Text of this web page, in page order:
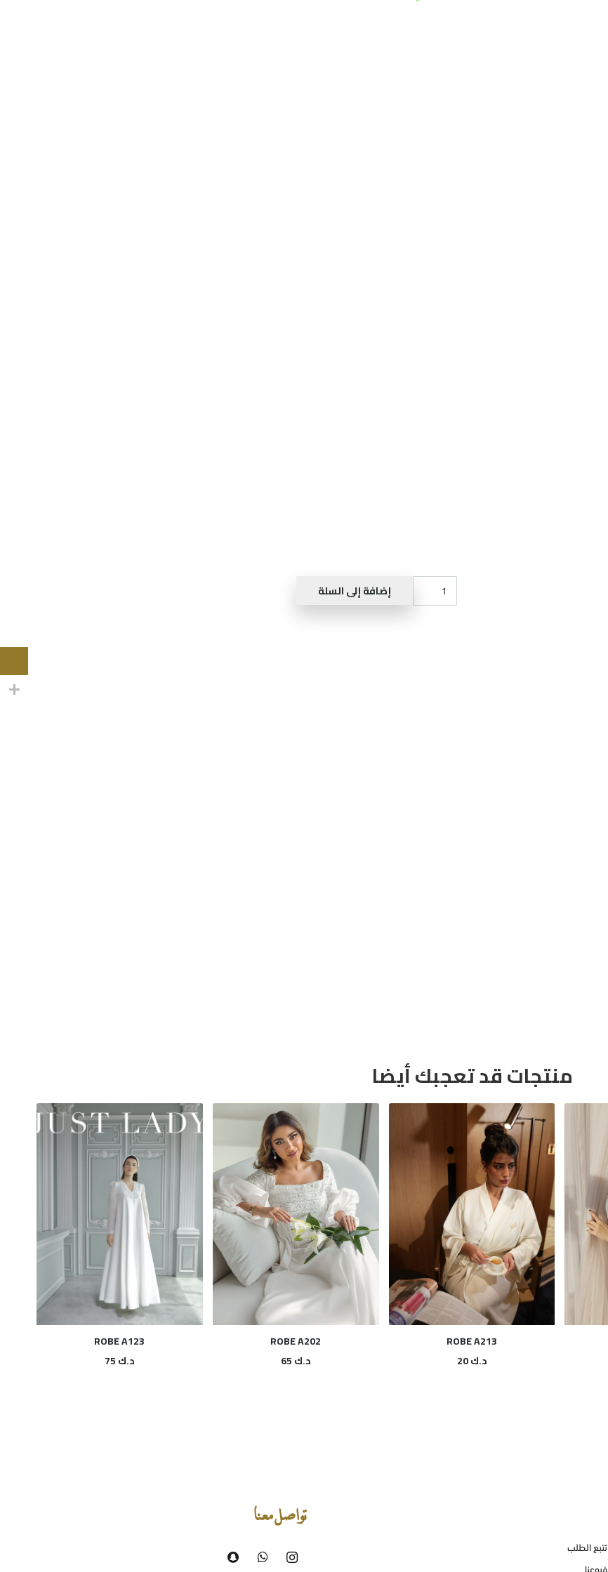
كمية
ROBE
إضافة إلى السلة
منتجات قد تعجبك أيضا
ROBE A213
د.ك20
ROBE A202
د.ك
ROBE A123
د.ك
تتبع الطلب
تواصل معنا